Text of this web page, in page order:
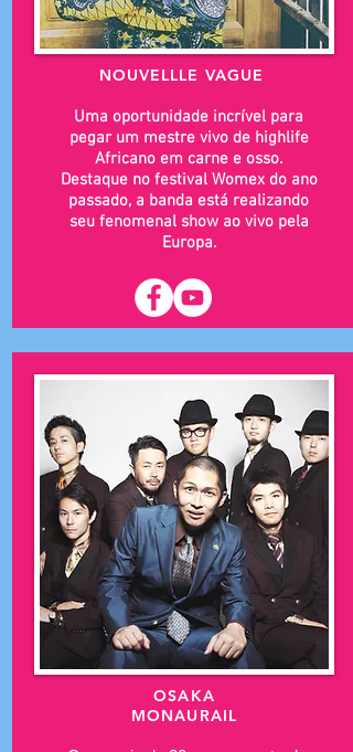
NOUVELLLE VAGUE
Uma oportunidade incrível para
pegar um mestre vivo de highlife
Africano em carne e osso.
Destaque no festival Womex do ano
passado, a banda está realizando
seu fenomenal show ao vivo pela
Europa.
OSAKA
MONAURAIL